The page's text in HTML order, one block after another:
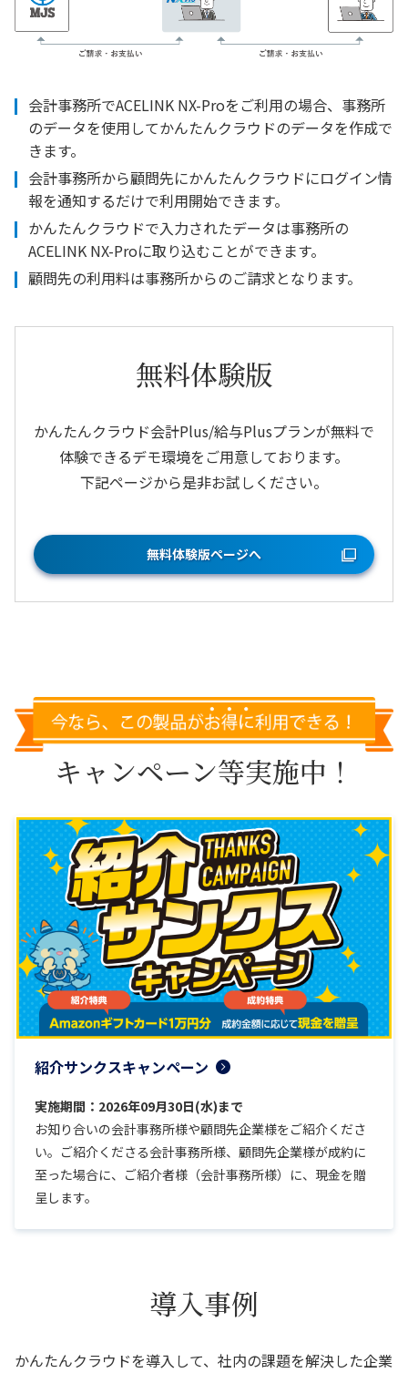
会計事務所でACELINK NX-Proをご利用の場合、事務所
のデータを使用してかんたんクラウドのデータを作成で
きます。
会計事務所から顧問先にかんたんクラウドにログイン情
報を通知するだけで利用開始できます。
かんたんクラウドで入力されたデータは事務所の
ACELINK NX-Proに取り込むことができます。
顧問先の利用料は事務所からのご請求となります。
無料体験版
かんたんクラウド会計Plus/給与Plusプランが無料で
体験できるデモ環境をご用意しております。
下記ページから是非お試しください。
無料体験版ページへ
キャンペーン等実施中！
紹介サンクスキャンペーン
実施期間：2026年09月30日(水)まで
お知り合いの会計事務所様や顧問先企業様をご紹介くださ
い。ご紹介くださる会計事務所様、顧問先企業様が成約に
至った場合に、ご紹介者様（会計事務所様）に、現金を贈
呈します。
導入事例
かんたんクラウドを導入して、社内の課題を解決した企業